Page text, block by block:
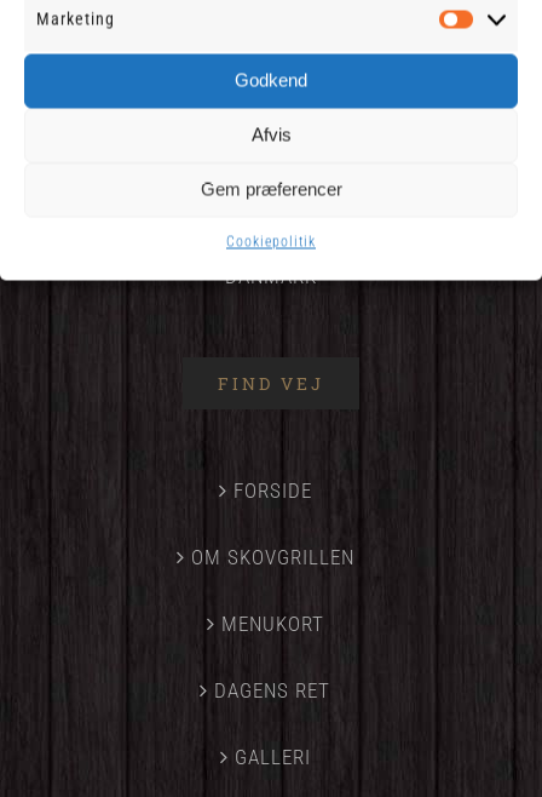
Marketing
Godkend
Afvis
Gem præferencer
Cookiepolitik
Plantagevej 22
6760 Ribe
DANMARK
FIND VEJ
FORSIDE
OM SKOVGRILLEN
MENUKORT
DAGENS RET
GALLERI